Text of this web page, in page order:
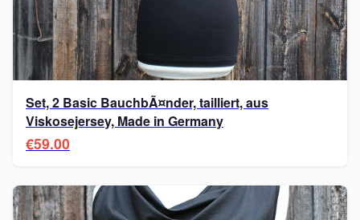
Set, 2 Basic BauchbÃ¤nder, tailliert, aus
Viskosejersey, Made in Germany
€59.00